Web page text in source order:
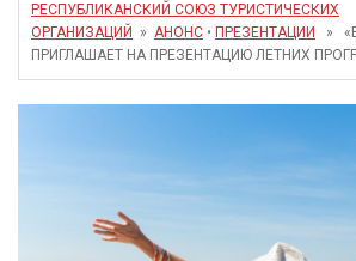
РЕСПУБЛИКАНСКИЙ СОЮЗ ТУРИСТИЧЕСКИХ
ОРГАНИЗАЦИЙ
» АНОНС • ПРЕЗЕНТАЦИИ
»
ПРИГЛАШАЕТ НА ПРЕЗЕНТАЦИЮ ЛЕТНИХ